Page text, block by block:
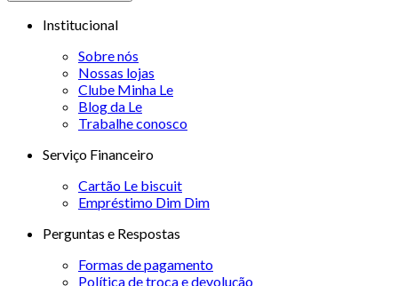
Institucional
Sobre nós
Nossas lojas
Clube Minha Le
Blog da Le
Trabalhe conosco
Serviço Financeiro
Cartão Le biscuit
Empréstimo Dim Dim
Perguntas e Respostas
Formas de pagamento
Política de troca e devolução